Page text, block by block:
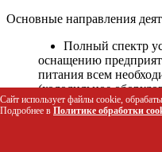
Основные направления
Полный спектр
оснащению
питания всем
(холодильное
оборудование,
Автоматизация
Сайт использует файлы cookie,
Подробнее в Политике обработки